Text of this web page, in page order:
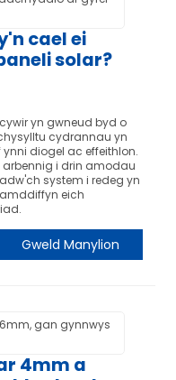
cael ei
solar?
yn gwneud byd o
cydrannau yn
diogel ac effeithlon.
arbennig i drin amodau
system i redeg yn
eich
Gweld Manylion
4mm a